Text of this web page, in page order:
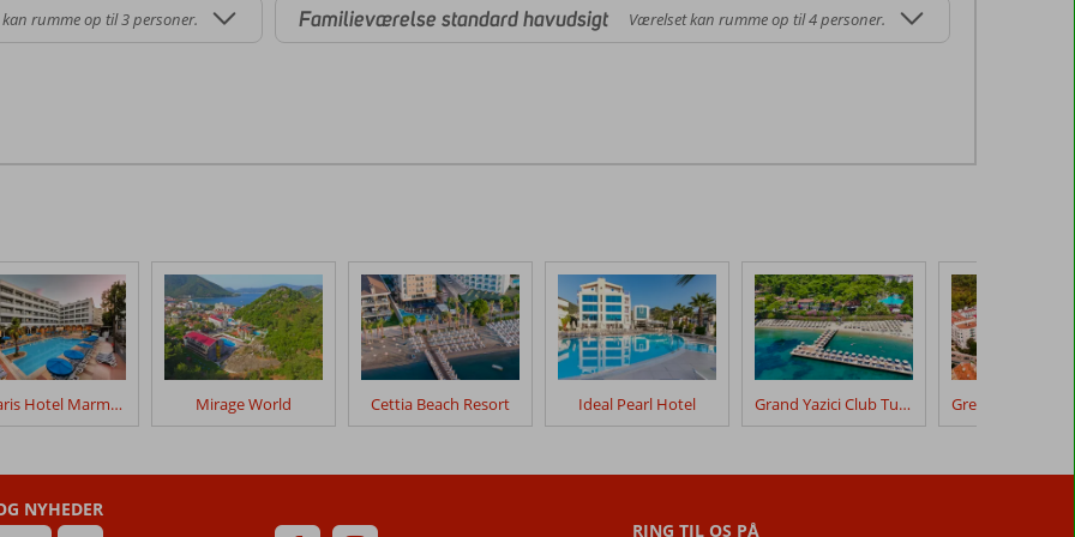
rumme op til 3 personer. Familieværelse standard havudsigt Værelset kan rumme op til 4 personer.
K Maris Hotel Marmaris Mirage World Cettia Beach Resort Ideal Pearl Hotel Grand Yazici Club Turban Thermal Hotel
RING TIL OS PÅ
NYHEDER